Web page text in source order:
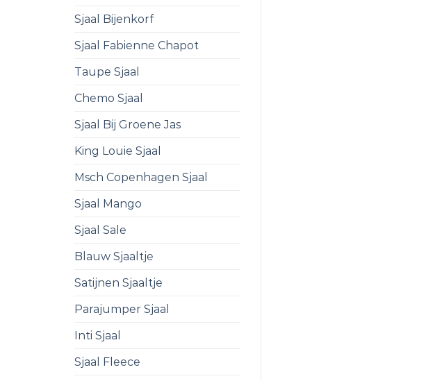
Sjaal Bijenkorf
Sjaal Fabienne Chapot
Taupe Sjaal
Chemo Sjaal
Sjaal Bij Groene Jas
King Louie Sjaal
Msch Copenhagen Sjaal
Sjaal Mango
Sjaal Sale
Blauw Sjaaltje
Satijnen Sjaaltje
Parajumper Sjaal
Inti Sjaal
Sjaal Fleece